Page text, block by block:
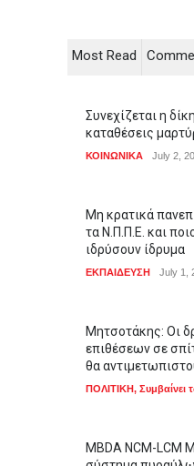
Most Read
Συνεχίζεται η
καταθέσεις
ΚΟΙΝΩΝΙΚΑ July 2,
Μη κρατικά
τα Ν.Π.Π.Ε. και
ιδρύσουν ίδρυμα
ΕΚΠΑΙΔΕΥΣΗ July 1,
Μητσοτάκης: Οι
επιθέσεων σε
θα
ΠΟΛΙΤΙΚΗ, Συμβαίνει
MBDA NCM-LCM